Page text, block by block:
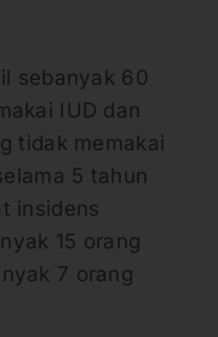
sebanyak 60
IUD dan
tidak memakai
5 tahun
insidens
15 orang
7 orang